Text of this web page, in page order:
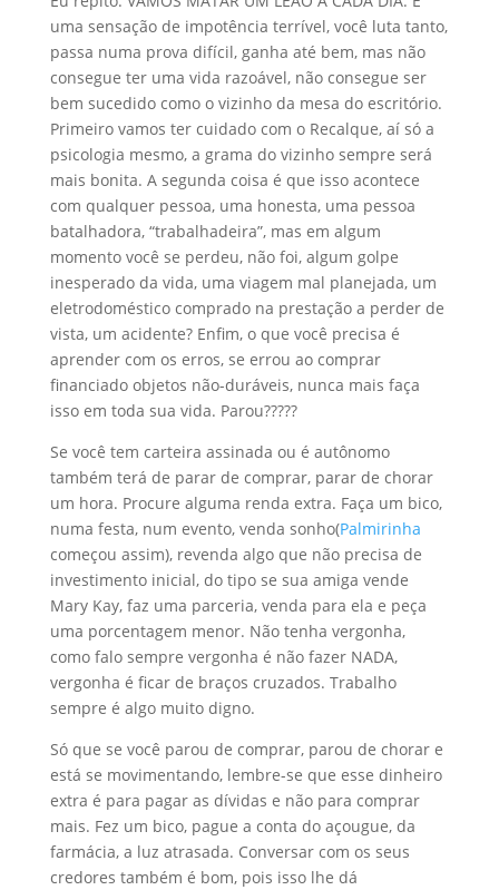
uma sensação de impotência terrível, você luta tanto,
passa numa prova difícil, ganha até bem, mas não
consegue ter uma vida razoável, não consegue ser
bem sucedido como o vizinho da mesa do escritório.
Primeiro vamos ter cuidado com o Recalque, aí só a
psicologia mesmo, a grama do vizinho sempre será
mais bonita. A segunda coisa é que isso acontece
com qualquer pessoa, uma honesta, uma pessoa
batalhadora, “trabalhadeira”, mas em algum
momento você se perdeu, não foi, algum golpe
inesperado da vida, uma viagem mal planejada, um
eletrodoméstico comprado na prestação a perder de
vista, um acidente? Enfim, o que você precisa é
aprender com os erros, se errou ao comprar
financiado objetos não-duráveis, nunca mais faça
isso em toda sua vida. Parou?????
Se você tem carteira assinada ou é autônomo
também terá de parar de comprar, parar de chorar
um hora. Procure alguma renda extra. Faça um bico,
numa festa, num evento, venda sonho(Palmirinha
começou assim), revenda algo que não precisa de
investimento inicial, do tipo se sua amiga vende
Mary Kay, faz uma parceria, venda para ela e peça
uma porcentagem menor. Não tenha vergonha,
como falo sempre vergonha é não fazer NADA,
vergonha é ficar de braços cruzados. Trabalho
sempre é algo muito digno.
Só que se você parou de comprar, parou de chorar e
está se movimentando, lembre-se que esse dinheiro
extra é para pagar as dívidas e não para comprar
mais. Fez um bico, pague a conta do açougue, da
farmácia, a luz atrasada. Conversar com os seus
credores também é bom, pois isso lhe dá